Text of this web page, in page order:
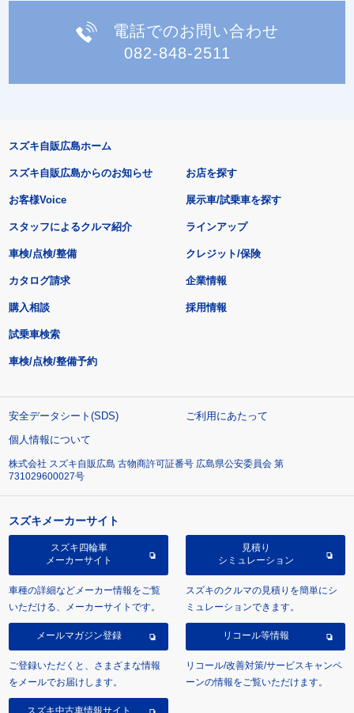
電話でのお問い合わせ
082-848-2511
スズキ自販広島ホーム
スズキ自販広島からのお知らせ
お客様Voice
スタッフによるクルマ紹介
お店を探す
展示車/試乗車を探す
ラインアップ
車検/点検/整備 クレジット/保険
カタログ請求
購入相談
試乗車検索
車検/点検/整備予約
企業情報
採用情報
安全データシート(SDS)
ご利用にあたって
個人情報について
株式会社 スズキ自販広島 古物商許可証番号 広島県公安委員会 第
731029600027号
スズキメーカーサイト
スズキ四輪車
メーカーサイト
車種の詳細などメーカー情報をご覧
いただける、メーカーサイトです。
見積り
シミュレーション
スズキのクルマの見積りを簡単にシ
ミュレーションできます。
メールマガジン登録
ご登録いただくと、さまざまな情報
をメールでお届けします。
リコール等情報
リコール/改善対策/サービスキャンペ
ーンの情報をご覧いただけます。